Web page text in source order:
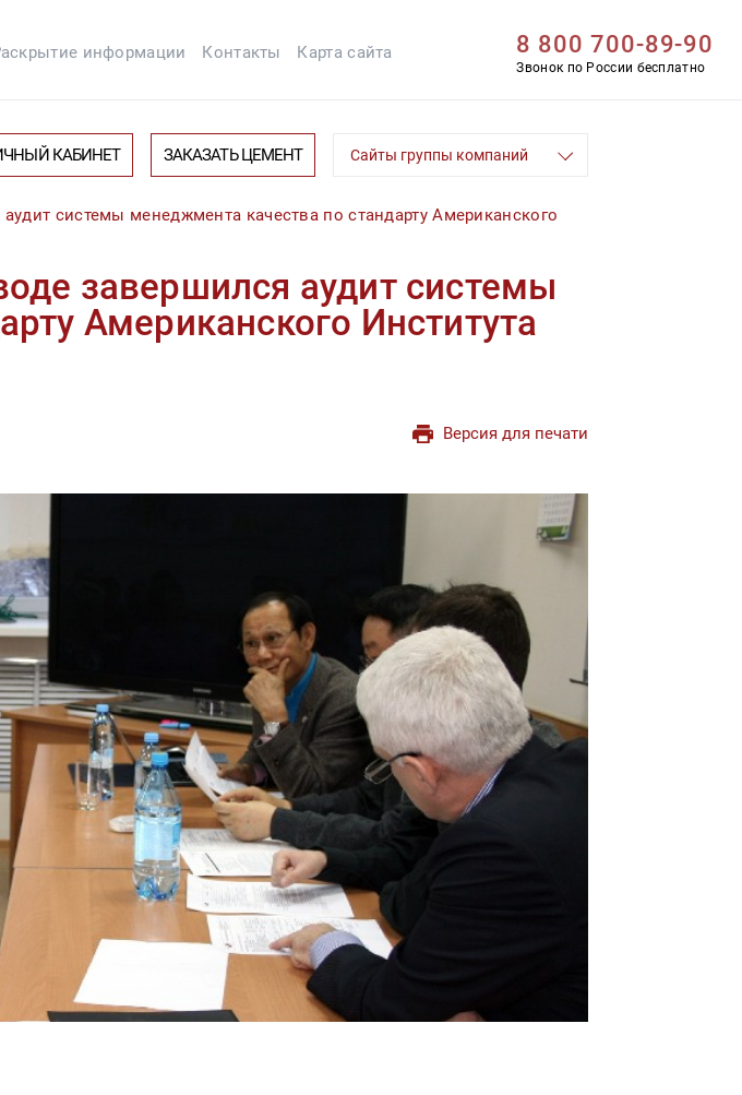
информации Контакты Карта сайта 8 800 700-89-90
Звонок по России бесплатно
КАБИНЕТ ЗАКАЗАТЬ ЦЕМЕНТ Сайты группы компаний
системы менеджмента качества по стандарту Американского
завершился аудит системы
Американского Института
Версия для печати